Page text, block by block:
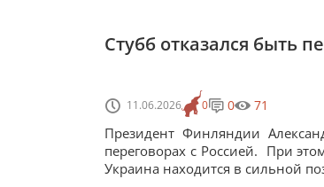
Стубб отказался быть
11.06.2026 0 0 71
Президент Финляндии
переговорах с Россией. При
Украина находится в сильной